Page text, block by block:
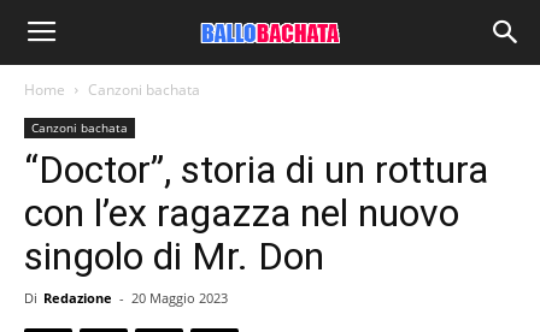
Home Canzoni bachata
Canzoni bachata
“Doctor”, storia di un rottura
con l’ex ragazza nel nuovo
singolo di Mr. Don
Di Redazione - 20 Maggio 2023